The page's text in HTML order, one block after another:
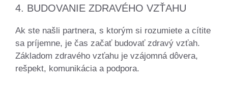
4. BUDOVANIE ZDRAVÉHO VZŤAHU
Ak ste našli partnera, s ktorým si rozumiete a cítite
sa príjemne, je čas začať budovať zdravý vzťah.
Základom zdravého vzťahu je vzájomná dôvera,
rešpekt, komunikácia a podpora.